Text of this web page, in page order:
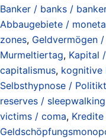
Banker / banks /
Abbaugebiete /
zones, Geldvermögen
Murmeltiertag, Kapital
capitalismus, kognitive
Selbsthypnose /
reserves /
victims / coma,